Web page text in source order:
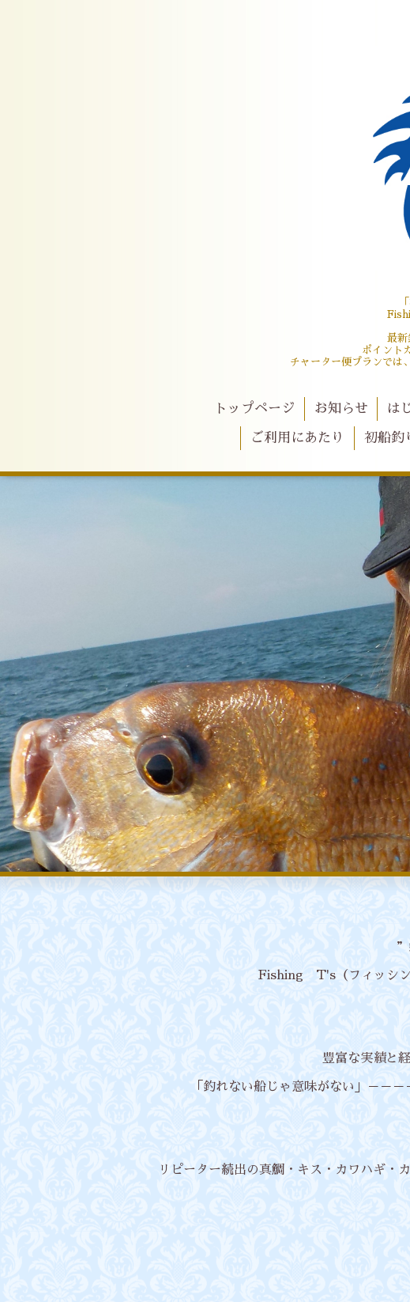
最新
ポイント
チャーター便プランでは
トップページ お知らせ は
ご利用にあたり 初船釣
”
Fishing T's（フィッシン
豊富な実績と
「釣れない船じゃ意味がない」－－
リピーター続出の真鯛・キス・カワハギ・